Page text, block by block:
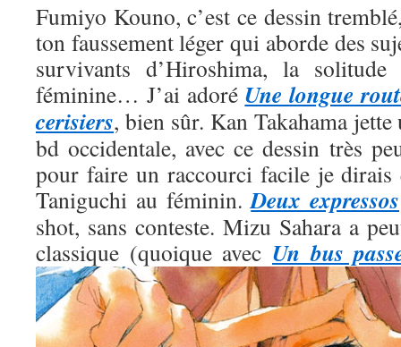
Fumiyo Kouno, c’est ce dessin
ton faussement léger qui aborde des
survivants d’Hiroshima, la
féminine… J’ai adoré Une longue
cerisiers, bien sûr. Kan Takahama
bd occidentale, avec ce dessin très
pour faire un raccourci facile je dirais
Taniguchi au féminin.Deux expressos
shot, sans conteste. Mizu Sahara a
classique (quoique avec Un bus